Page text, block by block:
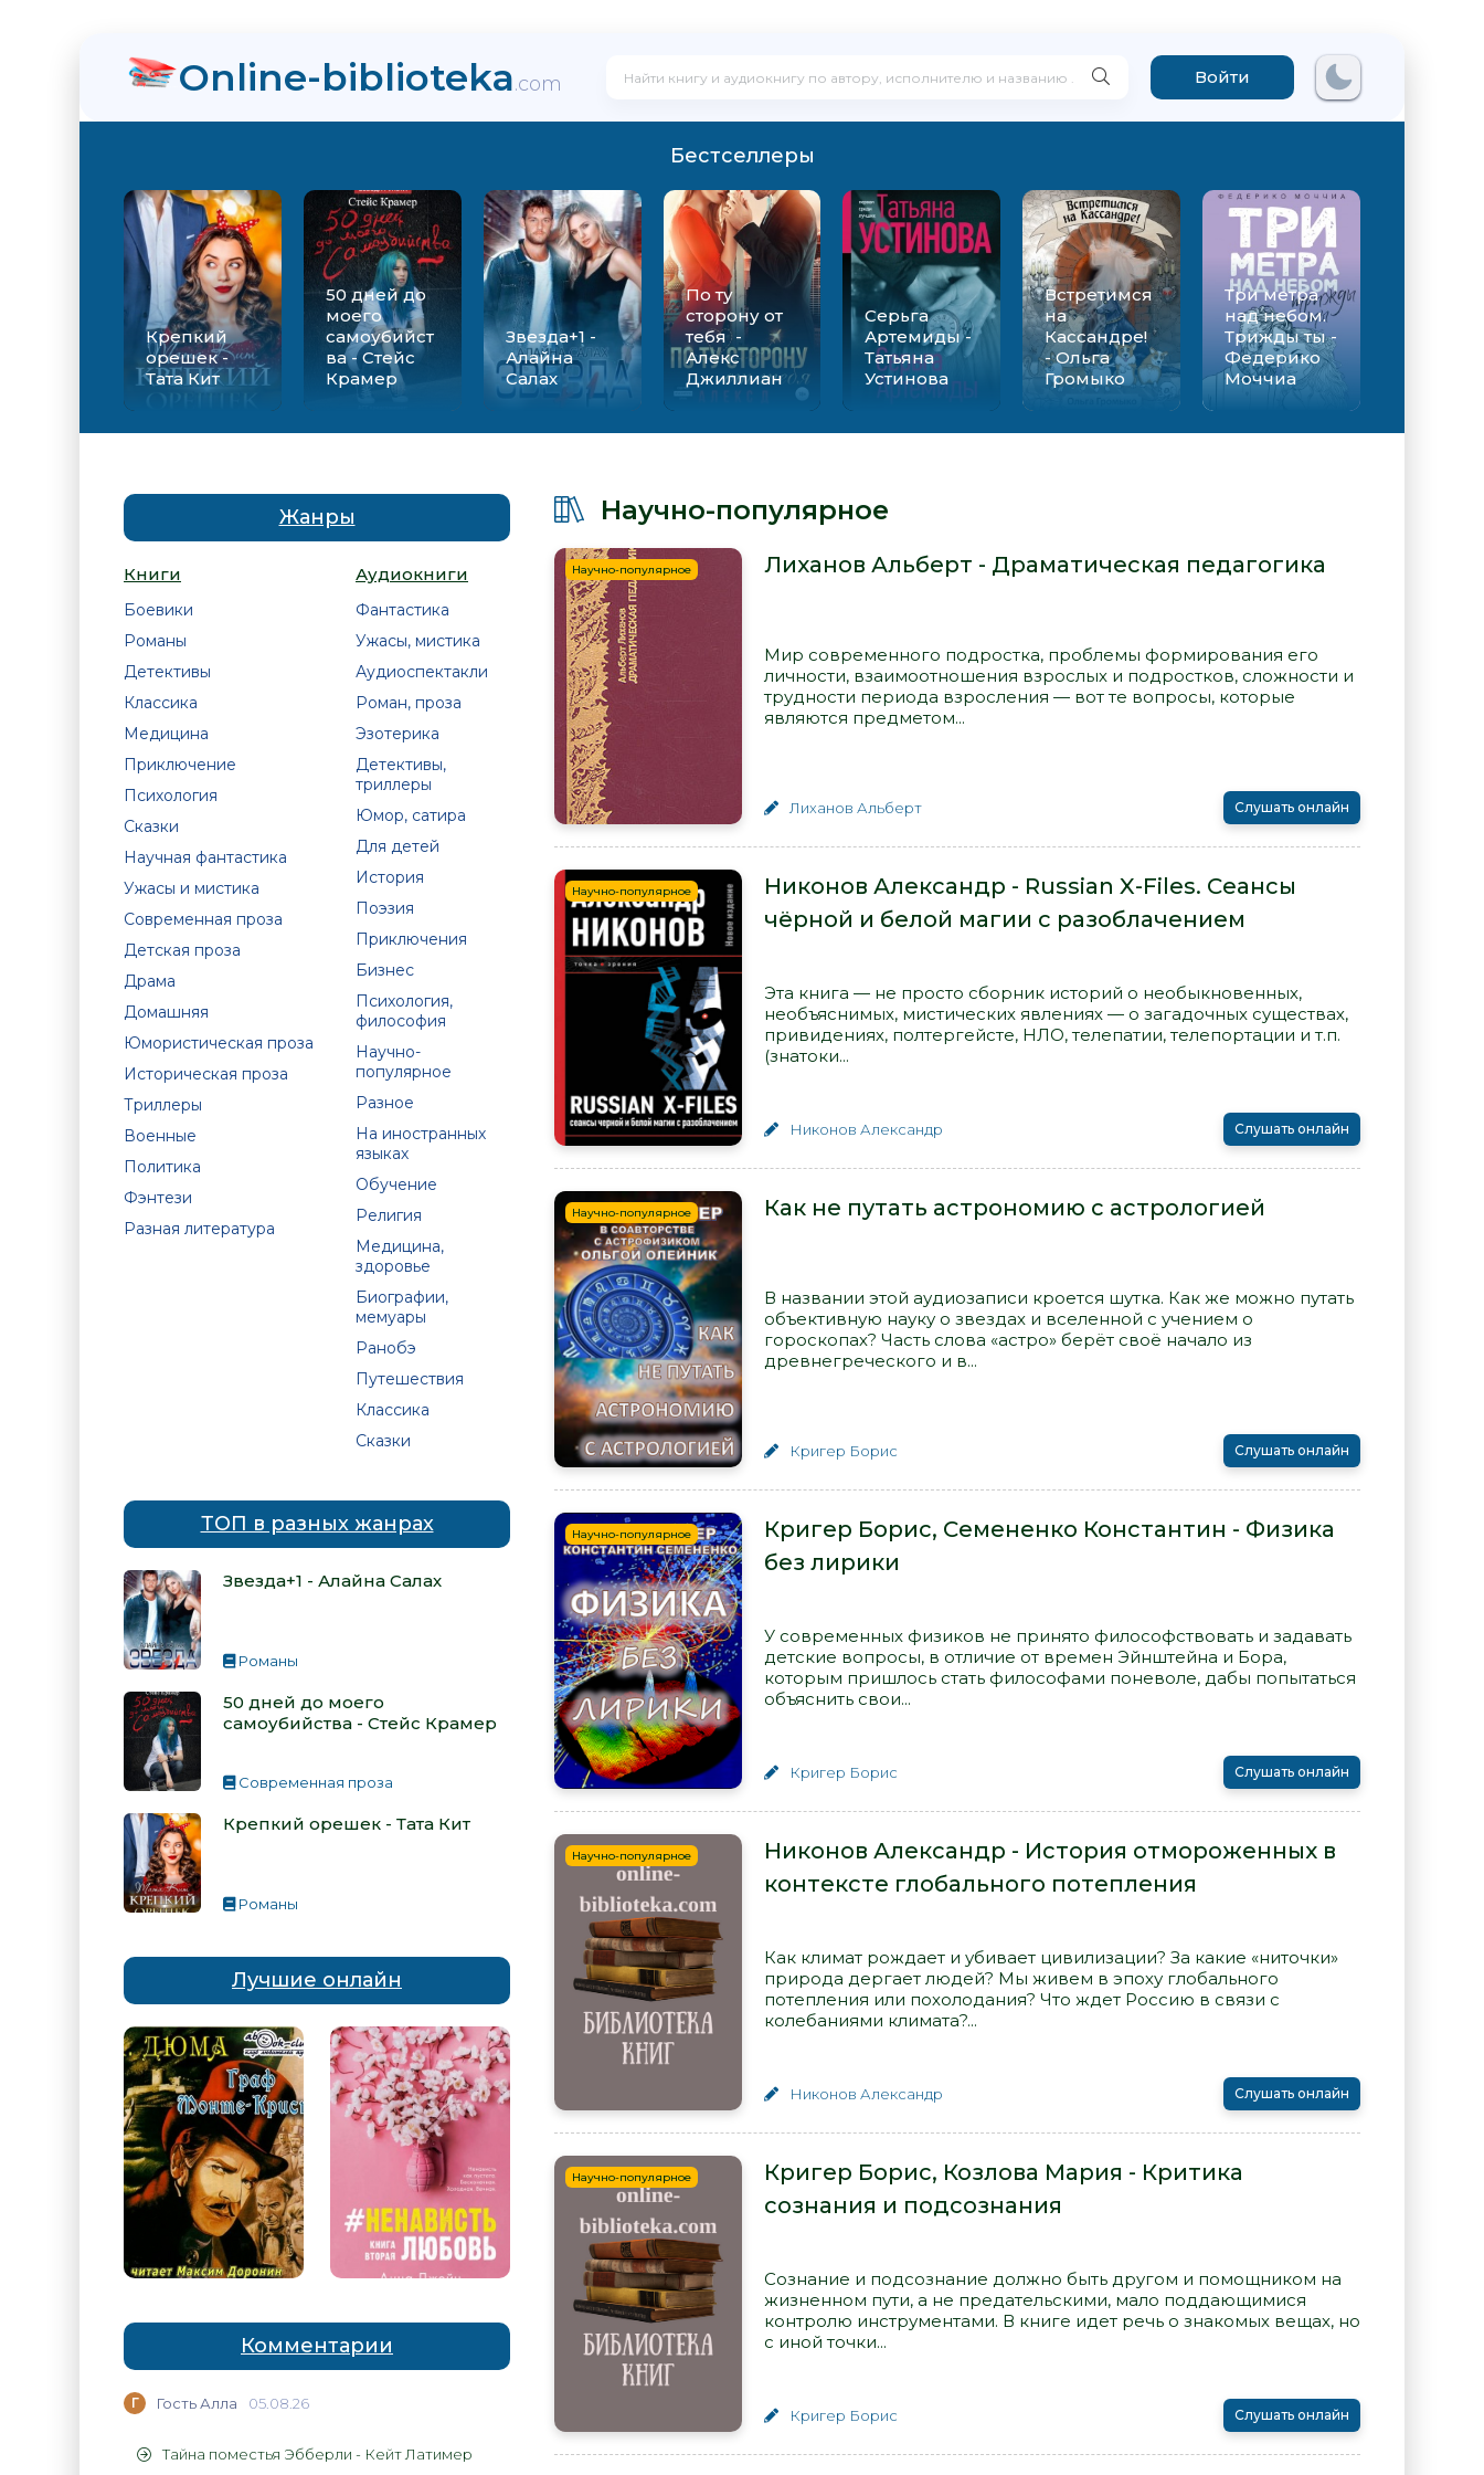
Online-biblioteka.com Войти
Бестселлеры
Крепкий
орешек -
Тата Кит
50 дней до
моего
самоубийст
ва - Стейс
Крамер
Звезда+1 -
Алайна
Салах
По ту
сторону от
тебя -
Алекс
Джиллиан
Серьга
Артемиды -
Татьяна
Устинова
Встретимся
на
Кассандре!
- Ольга
Громыко
Три метра
над небом.
Трижды ты -
Федерико
Моччиа
Жанры
Книги
Боевики
Романы
Детективы
Классика
Медицина
Приключение
Психология
Сказки
Научная фантастика
Ужасы и мистика
Современная проза
Детская проза
Драма
Домашняя
Юмористическая проза
Историческая проза
Триллеры
Военные
Политика
Фэнтези
Разная литература
Аудиокниги
Фантастика
Ужасы, мистика
Аудиоспектакли
Роман, проза
Эзотерика
Детективы,
триллеры
Юмор, сатира
Для детей
История
Поэзия
Приключения
Бизнес
Психология,
философия
Научно-
популярное
Разное
На иностранных
языках
Обучение
Религия
Медицина,
здоровье
Биографии,
мемуары
Ранобэ
Путешествия
Классика
Сказки
ТОП в разных жанрах
Звезда+1 - Алайна Салах
Романы
50 дней до моего
самоубийства - Стейс Крамер
Современная проза
Крепкий орешек - Тата Кит
Романы
Лучшие онлайн
Комментарии
Г Гость Алла 05.08.26
Тайна поместья Эбберли - Кейт Латимер
Научно-популярное
Научно-популярное Лиханов Альберт - Драматическая педагогика
Мир современного подростка, проблемы формирования его
личности, взаимоотношения взрослых и подростков, сложности и
трудности периода взросления — вот те вопросы, которые
являются предметом...
Лиханов Альберт Слушать онлайн
Научно-популярное
Никонов Александр - Russian X-Files. Сеансы
чёрной и белой магии с разоблачением
Эта книга — не просто сборник историй о необыкновенных,
необъяснимых, мистических явлениях — о загадочных существах,
привидениях, полтергейсте, НЛО, телепатии, телепортации и т.п.
(знатоки...
Никонов Александр Слушать онлайн
Научно-популярное Как не путать астрономию с астрологией
В названии этой аудиозаписи кроется шутка. Как же можно путать
объективную науку о звездах и вселенной с учением о
гороскопах? Часть слова «астро» берёт своё начало из
древнегреческого и в...
Кригер Борис Слушать онлайн
Научно-популярное
Кригер Борис, Семененко Константин - Физика
без лирики
У современных физиков не принято философствовать и задавать
детские вопросы, в отличие от времен Эйнштейна и Бора,
которым пришлось стать философами поневоле, дабы попытаться
объяснить свои...
Кригер Борис Слушать онлайн
Научно-популярное
Никонов Александр - История отмороженных в
контексте глобального потепления
Как климат рождает и убивает цивилизации? За какие «ниточки»
природа дергает людей? Мы живем в эпоху глобального
потепления или похолодания? Что ждет Россию в связи с
колебаниями климата?...
Никонов Александр Слушать онлайн
Научно-популярное
Кригер Борис, Козлова Мария - Критика
сознания и подсознания
Сознание и подсознание должно быть другом и помощником на
жизненном пути, а не предательскими, мало поддающимися
контролю инструментами. В книге идет речь о знакомых вещах, но
с иной точки...
Кригер Борис Слушать онлайн